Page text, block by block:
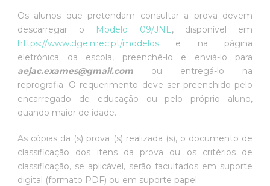
Os alunos que pretendam consultar a prova devem
descarregar o Modelo 09/JNE, disponível em
https://www.dge.mec.pt/modelos e na página
eletrónica da escola, preenchê-lo e enviá-lo para
aejac.exames@gmail.com ou entregá-lo na
reprografia. O requerimento deve ser preenchido pelo
encarregado de educação ou pelo próprio aluno,
quando maior de idade.
As cópias da (s) prova (s) realizada (s), o documento de
classificação dos itens da prova ou os critérios de
classificação, se aplicável, serão facultados em suporte
digital (formato PDF) ou em suporte papel.